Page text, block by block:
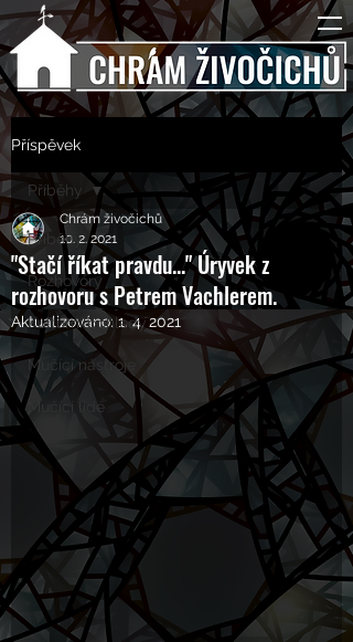
Příspěvek
Příběhy
Rozhovory
Kulturní pohledy
Mučící nástroje
Mučící lidé
Příběhy
"Stačí říkat pravdu..." Úryvek z
rozhovoru s Petrem Vachlerem.
Chrám živočichů
10. 2. 2021
Aktualizováno:1. 4. 2021